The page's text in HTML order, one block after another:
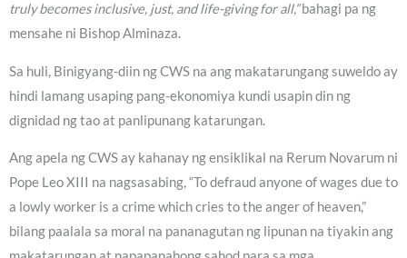
truly becomes inclusive, just, and life-giving for all,”bahagi pa ng
mensahe ni Bishop Alminaza.
Sa huli, Binigyang-diin ng CWS na ang makatarungang suweldo ay
hindi lamang usaping pang-ekonomiya kundi usapin din ng
dignidad ng tao at panlipunang katarungan.
Ang apela ng CWS ay kahanay ng ensiklikal na Rerum Novarum ni
Pope Leo XIII na nagsasabing, “To defraud anyone of wages due to
a lowly worker is a crime which cries to the anger of heaven,”
bilang paalala sa moral na pananagutan ng lipunan na tiyakin ang